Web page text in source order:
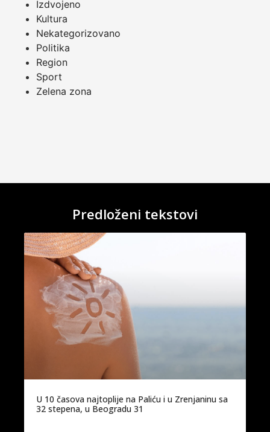
Izdvojeno
Kultura
Nekategorizovano
Politika
Region
Sport
Zelena zona
Predloženi tekstovi
U 10 časova najtoplije na Paliću i u Zrenjaninu sa
32 stepena, u Beogradu 31